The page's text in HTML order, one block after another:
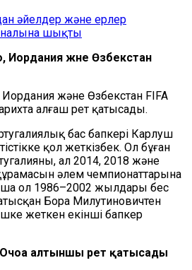
әйелдер және ерлер
шықты
Иордания және Өзбекстан
және Өзбекстан FIFA
алғаш рет қатысады.
бас бапкері Карлуш
қол жеткізбек. Ол бұған
ал 2014, 2018 және
әлем чемпионаттарына
ол 1986–2002 жылдары бес
Бора Милутиновичтен
жеткен екінші бапкер
Очоа алтыншы рет қатысады